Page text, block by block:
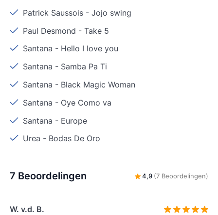
Patrick Saussois -Jojo swing
Paul Desmond -Take 5
Santana - Hello I love you
Santana - Samba Pa Ti
Santana - Black Magic Woman
Santana - Oye Como va
Santana - Europe
Urea - Bodas De Oro
7 Beoordelingen 4,9 (7 Beoordelingen)
W. v.d. B.